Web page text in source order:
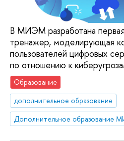
В МИЭМ разработана
тренажер, моделирующая
пользователей цифровых
по отношению к
Образование
дополнительное образование